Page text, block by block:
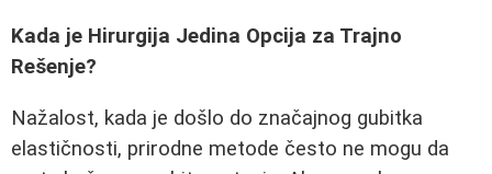
Kada je Hirurgija Jedina Opcija za Trajno
Rešenje?
Nažalost, kada je došlo do značajnog gubitka
elastičnosti, prirodne metode često ne mogu da